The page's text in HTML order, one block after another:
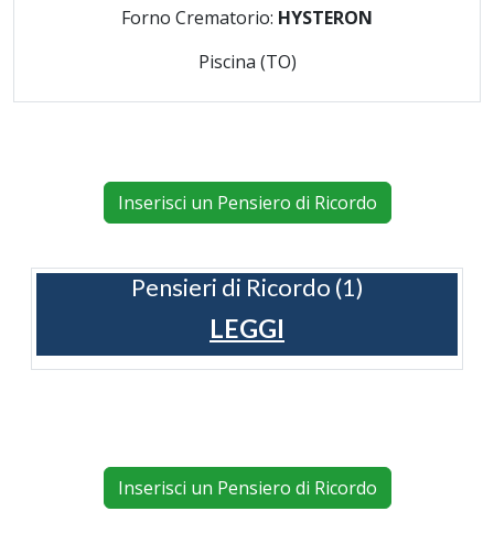
Forno Crematorio: HYSTERON
Piscina (TO)
Inserisci un Pensiero di Ricordo
Pensieri di Ricordo (1)
LEGGI
Inserisci un Pensiero di Ricordo